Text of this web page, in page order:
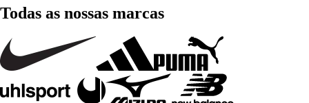
Todas as nossas marcas